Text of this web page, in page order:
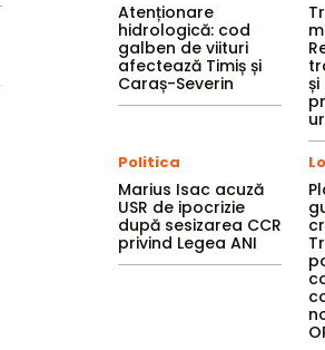
Atenționare
hidrologică: cod
galben de viituri
afectează Timiș și
Caraș-Severin
Politica
Marius Isac acuză
USR de ipocrizie
după sesizarea CCR
privind Legea ANI